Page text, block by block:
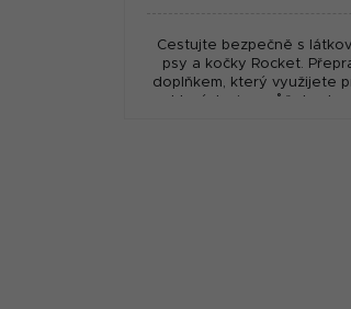
Cestujte bezpečně s
psy a kočky Rocket.
doplňkem, který využijete